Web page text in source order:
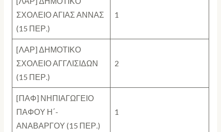
ΣΧΟΛΕΙΟ ΑΓΙΑΣ ΑΝΝΑΣ
(15 ΠΕΡ.)
1
[ΛΑΡ] ΔΗΜΟΤΙΚΟ
ΣΧΟΛΕΙΟ ΑΓΓΛΙΣΙΔΩΝ
(15 ΠΕΡ.)
2
[ΠΑΦ] ΝΗΠΙΑΓΩΓΕΙΟ
ΠΑΦΟΥ Η΄-
ΑΝΑΒΑΡΓΟΥ (15 ΠΕΡ.)
1